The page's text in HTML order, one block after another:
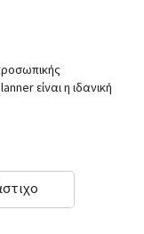
είναι η ιδανική